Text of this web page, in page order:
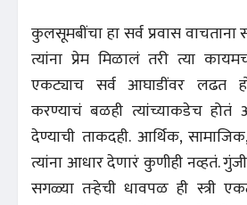
कुलसूमबींचा हा सर्व प्रवास
त्यांना प्रेम मिळालं तरी त्या
एकट्याच सर्व आघाडींवर लढत
करण्याचं बळही त्यांच्याकडेच होतं
देण्याची ताकदही. आर्थिक,
त्यांना आधार देणारं कुणीही नव्हतं.
सगळ्या तर्‍हेची धावपळ ही स्त्री